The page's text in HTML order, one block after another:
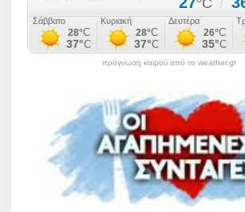
πρόγνωση καιρού από το weather.gr